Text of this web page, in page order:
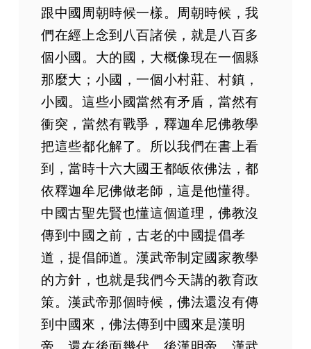
跟中國周朝時候一樣。周朝時候，我
們在經上念到八百諸侯，就是八百多
個小國。大的國，大概像現在一個縣
那麼大；小國，一個小村莊、村鎮，
小國。這些小國當然有矛盾，當然有
衝突，當然有戰爭，釋迦牟尼佛教學
把這些都化解了。所以我們在書上看
到，當時十六大國王都皈依佛法，都
依釋迦牟尼佛做老師，這是他懂得。
中國古聖先賢也懂這個道理，佛教沒
傳到中國之前，古老的中國提倡孝
道，提倡師道。漢武帝制定國家教學
的方針，也就是我們今天講的教育政
策。漢武帝那個時候，佛法還沒有傳
到中國來，佛法傳到中國來是漢明